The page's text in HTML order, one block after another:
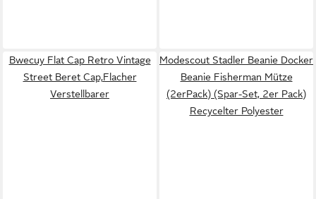
Bwecuy Flat Cap Retro Vintage
Street Beret Cap,Flacher
Verstellbarer
Modescout Stadler Beanie Docker
Beanie Fisherman Mütze
(2erPack) (Spar-Set, 2er Pack)
Recycelter Polyester